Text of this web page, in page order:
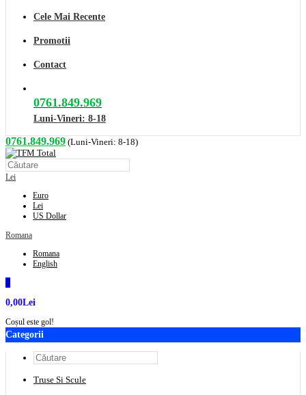
Cele Mai Recente
Promotii
Contact
0761.849.969
Luni-Vineri: 8-18
0761.849.969 (Luni-Vineri: 8-18)
Lei
Euro
Lei
US Dollar
Romana
Romana
English
0
0,00Lei
Coșul este gol!
Categorii
Truse Si Scule